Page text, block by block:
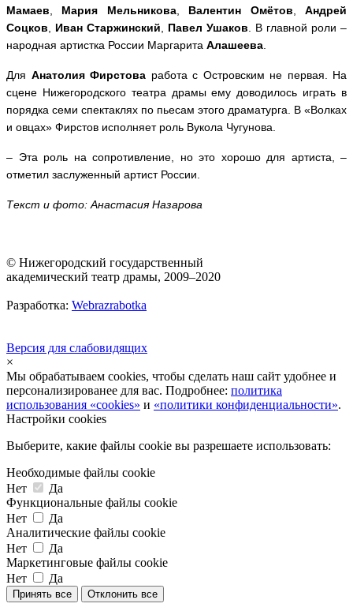
Мамаев
Мария Мельникова, Валентин Омётов ,Андрей
Соцков
Иван Старжинский Павел Ушаков . В главной роли –
народная артистка России Маргарита Алашеева
Для Анатолия Фирстова работа с Островским не первая. На
сцене Нижегородского театра драмы ему доводилось играть в
порядка семи спектаклях по пьесам этого драматурга. В «Волках
и овцах» Фирстов исполняет роль Вукола Чугунова.
– Эта роль на сопротивление, но это хорошо для артиста, –
отметил заслуженный артист России.
Текст и фото: Анастасия Назарова
© Нижегородский государственный
академический театр драмы, 2009–2020
Разработка: Webrazrabotka
Версия для слабовидящих
×
Мы обрабатываем cookies, чтобы сделать наш сайт удобнее и
персонализированее для вас. Подробнее: политика
использования «cookies» и «политики конфиденциальности».
Настройки cookies
Выберите, какие файлы cookie вы разрешаете использовать:
Необходимые файлы cookie
Нет
Да
Функциональные файлы cookie
Нет
Да
Аналитические файлы cookie
Нет
Да
Маркетинговые файлы cookie
Нет
Да
Принять все Отклонить все